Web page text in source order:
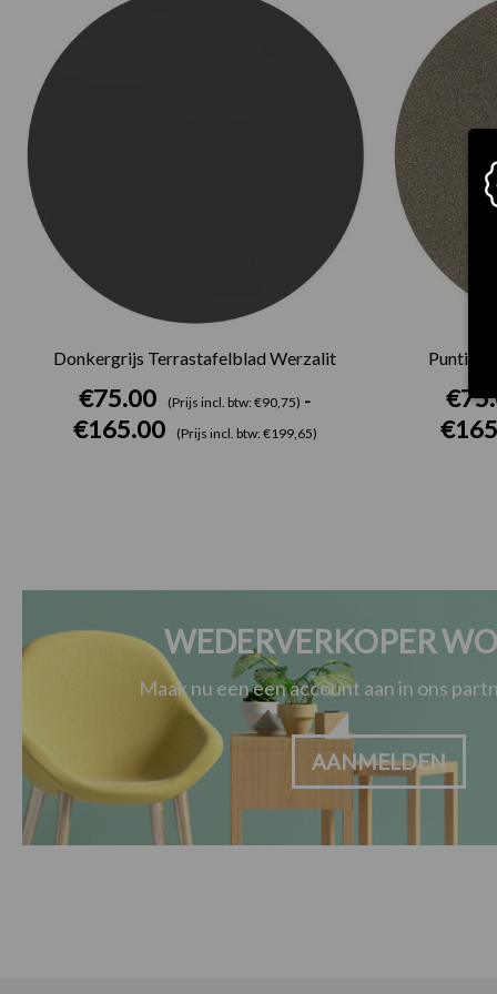
Donkergrijs Terrastafelblad Werzalit
€75.00 (Prijs incl. btw: €90,75) -
€165.00 (Prijs incl. btw: €199,65)
€165.00
€
€
WEDERVERKOPER
Maak nu een een account aan in ons
AANMELDEN